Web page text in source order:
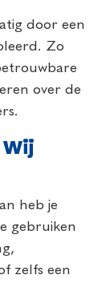
door een
Zo
over de
heb je
gebruiken
zelfs een